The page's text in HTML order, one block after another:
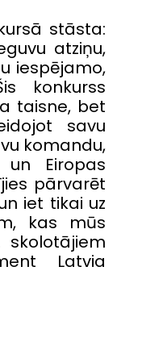
stāsta:
atziņu,
iespējamo,
konkurss
taisne, bet
savu
komandu,
un Eiropas
pārvarēt
iet tikai uz
kas mūs
Latvia